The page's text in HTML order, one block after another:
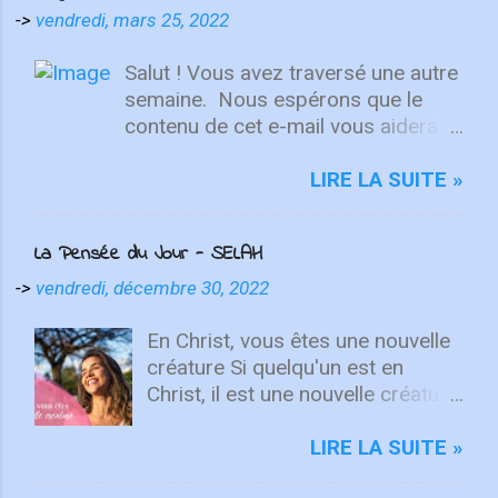
-> vendredi, mars 25, 2022
Salut ! Vous avez traversé une autre
semaine. ⁣ Nous espérons que le
contenu de cet e-mail vous aidera à
Quelle que soit la semaine que vous
une nouvelle chance de se détendre
et de se reposer en Lui. "Puisque
attachez vos cœurs aux choses
d'en haut, où Christ est assis à la
droite de Dieu. Ayez l'esprit sur les
choses d'en haut, non sur les
choses terrestres" - Colossiens
LIRE LA SUITE »
La Pensée du Jour - SELAH
-> vendredi, décembre 30, 2022
En Christ, vous êtes une nouvelle
créature Si quelqu'un est en
Christ, il est une nouvelle créature.
passées ; voici, toutes choses
LIRE LA SUITE »